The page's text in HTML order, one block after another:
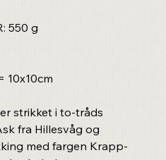
550 g
10x10cm
strikket i to-tråds
fra Hillesvåg og
med fargen Krapp-